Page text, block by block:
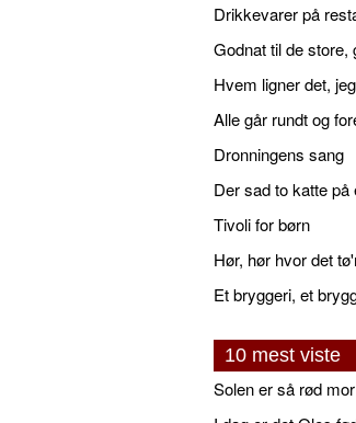
Drikkevarer på
Godnat til de store,
Hvem ligner det,
Alle går rundt og
Dronningens sang
Der sad to katte på
Tivoli for børn
Hør, hør hvor det
Et bryggeri, et
10 mest viste
Solen er så rød mor